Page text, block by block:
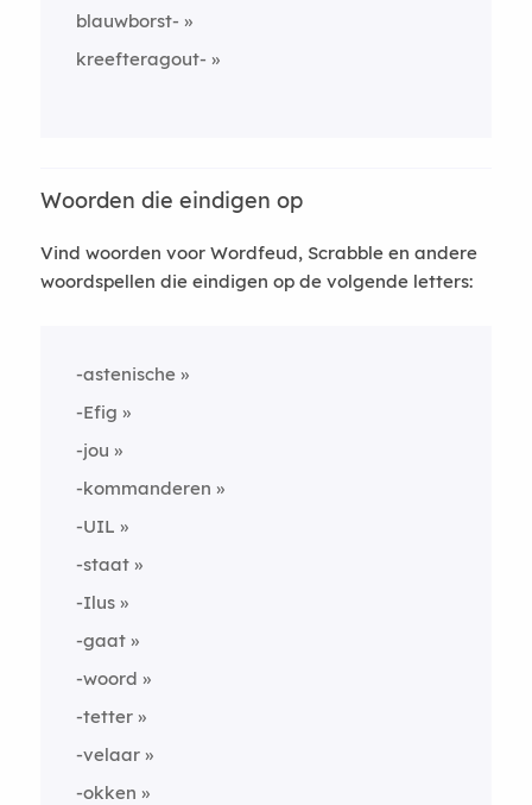
blauwborst-
kreefteragout-
Woorden die eindigen op
Vind woorden voor Wordfeud, Scrabble en andere
woordspellen die eindigen op de volgende letters:
-astenische
-Efig
-jou
-kommanderen
-UIL
-staat
-Ilus
-gaat
-woord
-tetter
-velaar
-okken